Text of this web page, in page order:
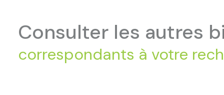
consulter les autres
correspondants à votre